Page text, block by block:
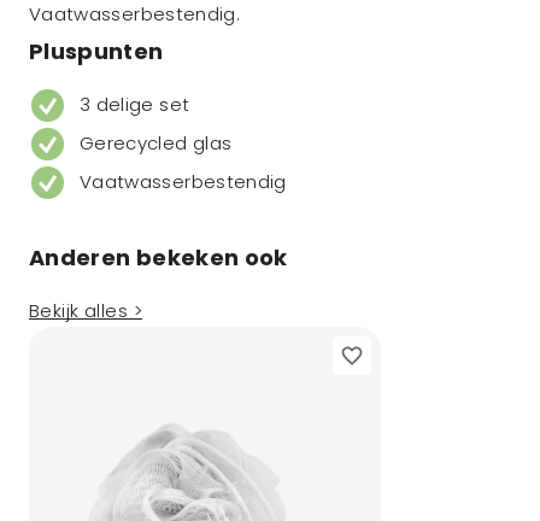
Vaatwasserbestendig.
Pluspunten
3 delige set
Gerecycled glas
Vaatwasserbestendig
Anderen bekeken ook
Bekijk alles >